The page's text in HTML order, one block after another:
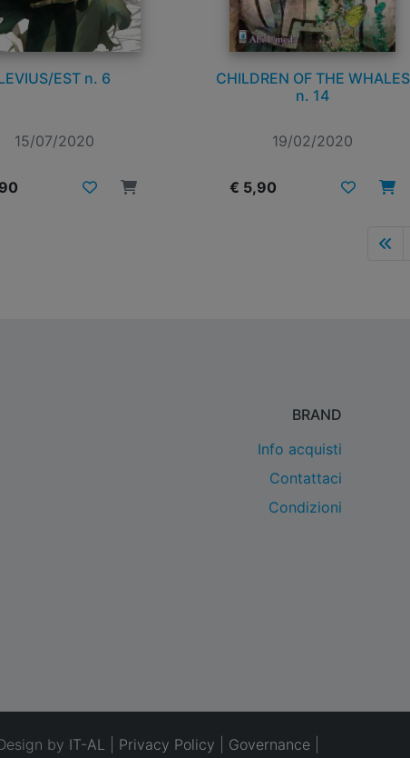
EST n. 6
15/07/2020
CHILDREN OF THE WHALES
n. 14
19/02/2020
€ 5,90
BRAND
Info acquisti
Contattaci
Condizioni
by IT-AL Privacy Policy Governance